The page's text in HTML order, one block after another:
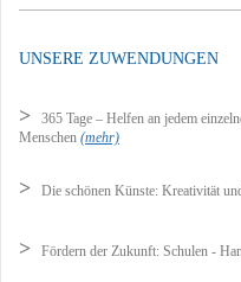
UNSERE ZUWENDUNGEN
> 365 Tage – Helfen an jedem
Menschen (mehr)
> Die schönen Künste: Kreativität
> Fördern der Zukunft: Schulen -